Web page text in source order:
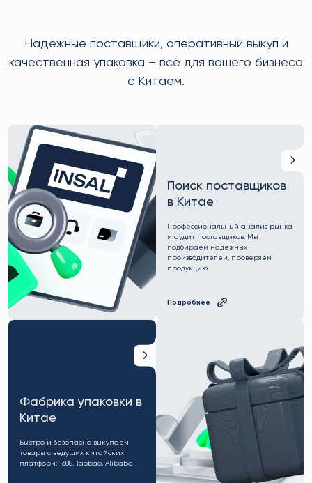
Надежные поставщики, оперативный выкуп и
качественная упаковка – всё для вашего бизнеса
с Китаем.
Поиск поставщиков
в Китае
Профессиональный анализ рынка
и аудит поставщиков. Мы
подбираем надежных
производителей, проверяем
продукцию.
Подробнее
Фабрика упаковки в
Китае
Быстро и безопасно выкупаем
товары с ведущих китайских
платформ: 1688, Taobao, Alibaba.